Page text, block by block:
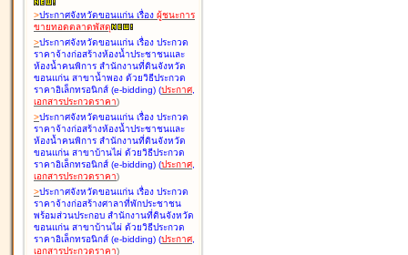
>ประกาศจังหวัดขอนแก่น เรื่อง ผู้ชนะการ
ขายทอดตลาดพัสดุ
>ประกาศจังหวัดขอนแก่น เรื่อง ประกวด
ราคาจ้างก่อสร้างห้องน้ำประชาชนและ
ห้องน้ำคนพิการ สำนักงานที่ดินจังหวัด
ขอนแก่น สาขาน้ำพอง ด้วยวิธีประกวด
ราคาอิเล็กทรอนิกส์ (e-bidding) (ประกาศ,
เอกสารประกวดราคา)
>ประกาศจังหวัดขอนแก่น เรื่อง ประกวด
ราคาจ้างก่อสร้างห้องน้ำประชาชนและ
ห้องน้ำคนพิการ สำนักงานที่ดินจังหวัด
ขอนแก่น สาขาบ้านไผ่ ด้วยวิธีประกวด
ราคาอิเล็กทรอนิกส์ (e-bidding) (ประกาศ,
เอกสารประกวดราคา)
>ประกาศจังหวัดขอนแก่น เรื่อง ประกวด
ราคาจ้างก่อสร้างศาลาที่พักประชาชน
พร้อมส่วนประกอบ สำนักงานที่ดินจังหวัด
ขอนแก่น สาขาบ้านไผ่ ด้วยวิธีประกวด
ราคาอิเล็กทรอนิกส์ (e-bidding) (ประกาศ,
เอกสารประกวดราคา)